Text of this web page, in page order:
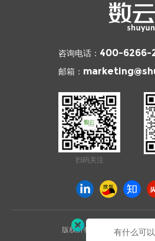
咨询电话： 400-6266-
邮箱：
扫码关注
版权所有 © 2026 杭州数云信
有什么可